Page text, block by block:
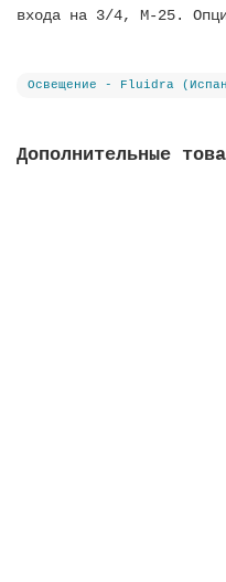
входа на 3/4, М-25.
Освещение - Fluidra
Дополнительные